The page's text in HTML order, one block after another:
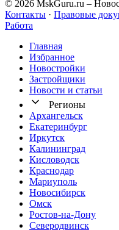
© 2026 MskGuru.ru –
Контакты · Правовые
Работа
Главная
Избранное
Новостр ойки
Застройщики
Новости и статьи
Регионы
Архангельск
Екатеринбург
Иркутск
Калининград
Кисловодск
Краснодар
Мариуполь
Новосибирск
Омск
Ростов-на-Дону
Северодвинск